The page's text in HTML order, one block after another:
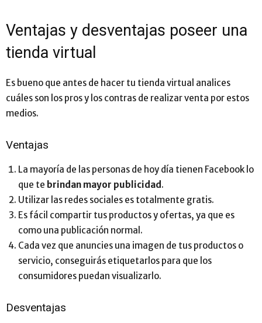
Ventajas y desventajas poseer una
tienda virtual
Es bueno que antes de hacer tu tienda virtual analices
cuáles son los pros y los contras de realizar venta por estos
medios.
Ventajas
La mayoría de las personas de hoy día tienen Facebook lo
que te brindan mayor publicidad .
Utilizar las redes sociales es totalmente gratis.
Es fácil compartir tus productos y ofertas, ya que es
como una publicación normal.
Cada vez que anuncies una imagen de tus productos o
servicio, conseguirás etiquetarlos para que los
consumidores puedan visualizarlo.
Desventajas